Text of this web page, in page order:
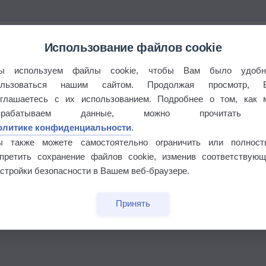
Использование файлов cookie
используем файлы cookie, чтобы Вам было
нашим сайтом. Продолжая просмотр,
с их использованием. Подробнее о том, как
данные, можно прочитать
конфиденциальности.
также можете самостоятельно ограничить или
сохранение файлов cookie, изменив
безопасности в Вашем веб-браузере.
Принять